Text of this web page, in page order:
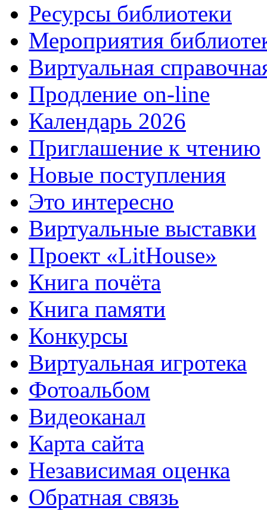
Ресурсы библиотеки
Мероприятия
Виртуальная
Продление on-line
Календарь 2026
Приглашение к чтению
Новые поступления
Это интересно
Виртуальные выставки
Проект «LitHouse»
Книга почёта
Книга памяти
Конкурсы
Виртуальная игротека
Фотоальбом
Видеоканал
Карта сайта
Независимая оценка
Обратная связь